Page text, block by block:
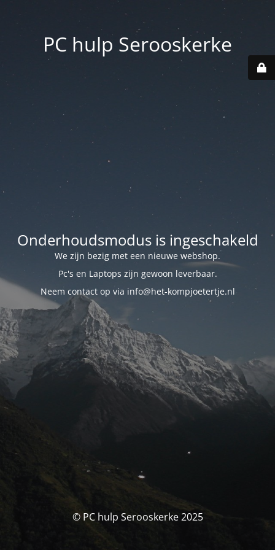
PC hulp Serooskerke
Onderhoudsmodus is ingeschakeld
We zijn bezig met een nieuwe webshop.
Pc's en Laptops zijn gewoon leverbaar.
Neem contact op via info@het-kompjoetertje.nl
© PC hulp Serooskerke 2025